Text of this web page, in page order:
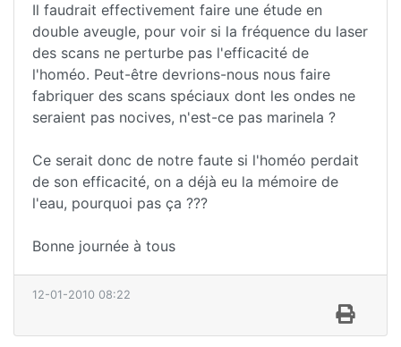
Il faudrait effectivement faire une étude en
double aveugle, pour voir si la fréquence du laser
des scans ne perturbe pas l'efficacité de
l'homéo. Peut-être devrions-nous nous faire
fabriquer des scans spéciaux dont les ondes ne
seraient pas nocives, n'est-ce pas marinela ?
Ce serait donc de notre faute si l'homéo perdait
de son efficacité, on a déjà eu la mémoire de
l'eau, pourquoi pas ça ???
Bonne journée à tous
12-01-2010 08:22